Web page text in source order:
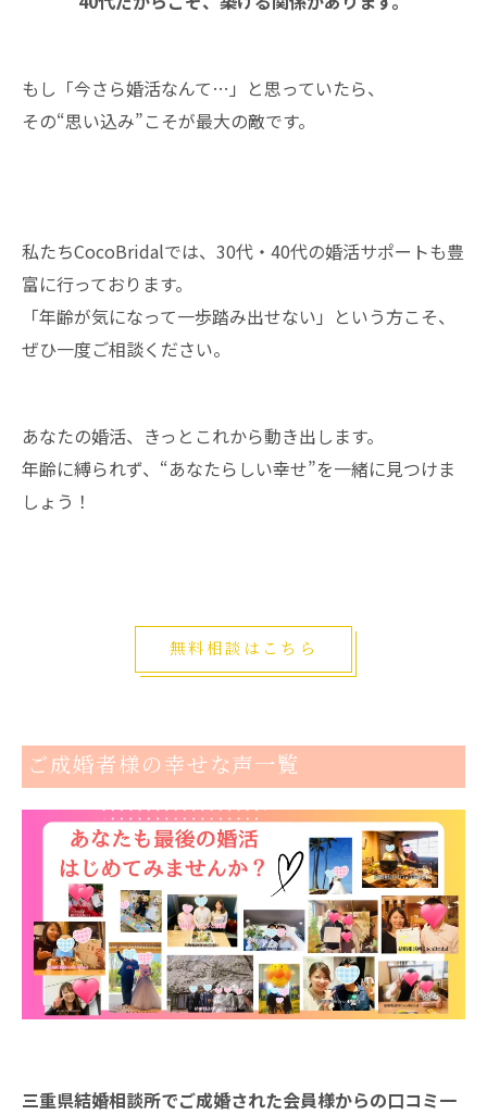
もし「今さら婚活なんて…」と思っていたら、
その“思い込み”こそが最大の敵です。
私たちCocoBridalでは、30代・40代の婚活サポートも豊
富に行っております。
「年齢が気になって一歩踏み出せない」という方こそ、
ぜひ一度ご相談ください。
あなたの婚活、きっとこれから動き出します。
年齢に縛られず、“あなたらしい幸せ”を一緒に見つけま
しょう！
無料相談はこちら
ご成婚者様の幸せな声一覧
三重県結婚相談所でご成婚された会員様からの口コミ一